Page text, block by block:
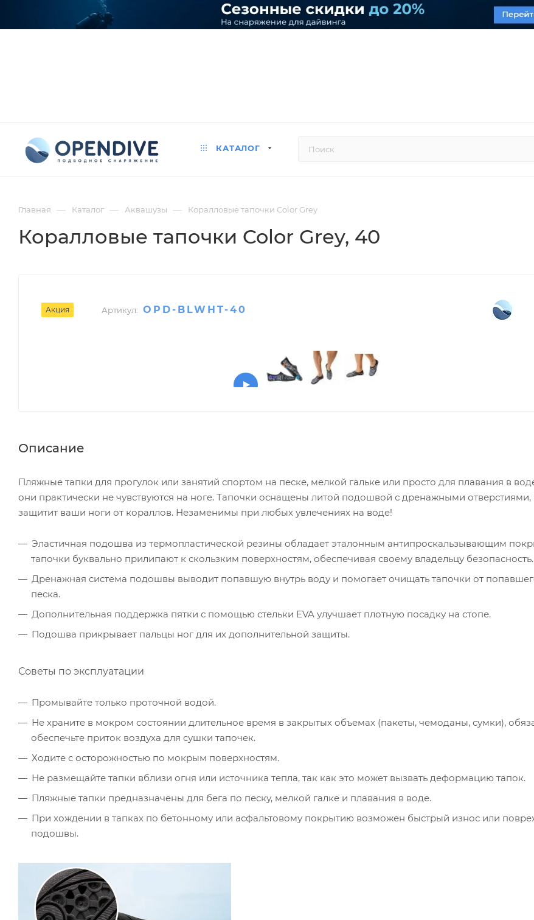
КАТАЛОГ
Главная — Каталог — Аквашузы — Коралловые тапочки Color Grey
Коралловые тапочки Color Grey, 40
Акция Артикул: OPD-BLWHT-40
Описание
Пляжные тапки для прогулок или занятий спортом на песке, мелкой гальке или просто для плавания в
они практически не чувствуются на ноге. Тапочки оснащены литой подошвой с дренажными отверстиями,
защитит ваши ноги от кораллов. Незаменимы при любых увлечениях на воде!
Эластичная подошва из термопластической резины обладает эталонным антипроскальзывающим
тапочки буквально прилипают к скользким поверхностям, обеспечивая своему владельцу безопасность.
Дренажная система подошвы выводит попавшую внутрь воду и помогает очищать тапочки от
песка.
Дополнительная поддержка пятки с помощью стельки EVA улучшает плотную посадку на стопе.
Подошва прикрывает пальцы ног для их дополнительной защиты.
Советы по эксплуатации
Промывайте только проточной водой.
Не храните в мокром состоянии длительное время в закрытых объемах (пакеты, чемоданы, сумки),
обеспечьте приток воздуха для сушки тапочек.
Ходите с осторожностью по мокрым поверхностям.
Не размещайте тапки вблизи огня или источника тепла, так как это может вызвать деформацию тапок.
Пляжные тапки предназначены для бега по песку, мелкой галке и плавания в воде.
При хождении в тапках по бетонному или асфальтовому покрытию возможен быстрый износ или
подошвы.